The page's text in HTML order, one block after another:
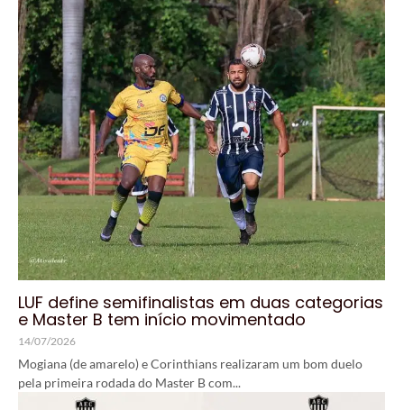
LUF define semifinalistas em duas categorias
e Master B tem início movimentado
14/07/2026
Mogiana (de amarelo) e Corinthians realizaram um bom duelo
pela primeira rodada do Master B com...